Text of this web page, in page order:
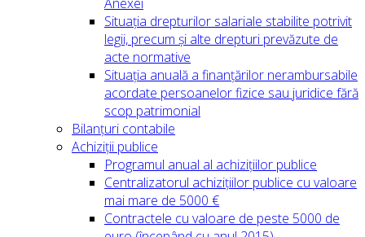
Situația drepturilor salariale stabilite potrivit
legii, precum și alte drepturi prevăzute de
acte normative
Situația anuală a finanțărilor nerambursabile
acordate persoanelor fizice sau juridice fără
scop patrimonial
Bilanțuri contabile
Achiziții publice
Programul anual al achizițiilor publice
Centralizatorul achizițiilor publice cu valoare
mai mare de 5000 €
Contractele cu valoare de peste 5000 de